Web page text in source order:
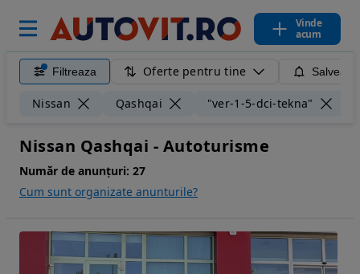
Vinde
acum
Filtreaza Oferte pentru tine
Nissan Qashqai "ver-1-5-dci-tekna"
Nissan Qashqai - Autoturisme
Număr de anunțuri: 27
Cum sunt organizate anunturile?